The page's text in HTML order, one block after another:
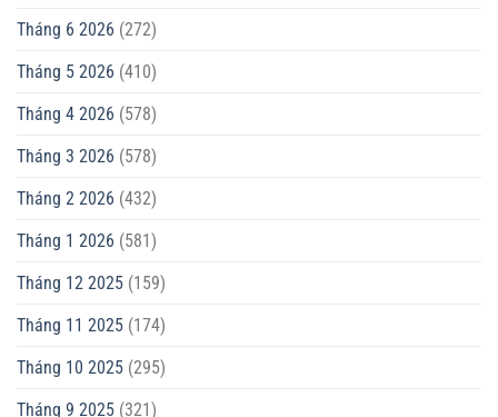
Tháng 6 2026 (272)
Tháng 5 2026 (410)
Tháng 4 2026 (578)
Tháng 3 2026 (578)
Tháng 2 2026 (432)
Tháng 1 2026 (581)
Tháng 12 2025 (159)
Tháng 11 2025 (174)
Tháng 10 2025 (295)
Tháng 9 2025 (321)